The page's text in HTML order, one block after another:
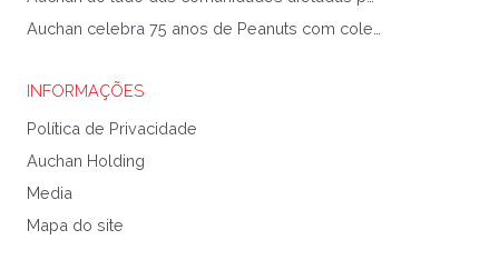
INFORMAÇÕES
Política de Privacidade
Auchan Holding
Media
Mapa do site